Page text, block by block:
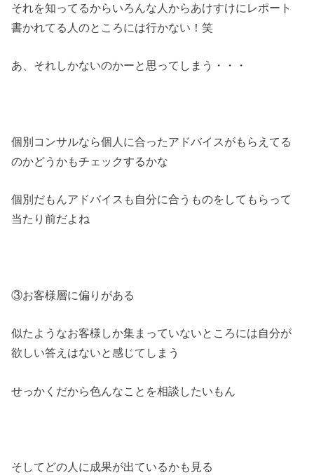
それを知ってるからいろんな人からあけすけにレポート
書かれてる人のところには行かない！笑
あ、それしかないのかーと思ってしまう・・・
個別コンサルなら個人に合ったアドバイスがもらえてる
のかどうかもチェックするかな
個別だもんアドバイスも自分に合うものをしてもらって
当たり前だよね
③お客様層に偏りがある
似たようなお客様しか集まっていないところには自分が
欲しい答えはないと感じてしまう
せっかくだから色んなことを相談したいもん
そしてどの人に成果が出ているかも見る